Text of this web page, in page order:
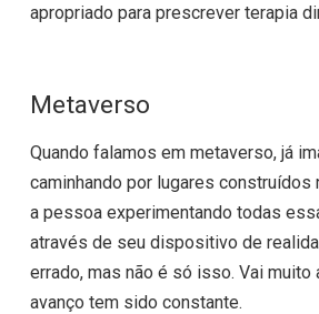
apropriado para prescrever terapia
Metaverso
Quando falamos em metaverso, já
caminhando por lugares construídos
a pessoa experimentando todas
através de seu dispositivo de
errado, mas não é só isso. Vai muito
avanço tem sido constante.